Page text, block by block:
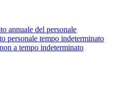
annuale del personale
personale tempo indeterminato
a tempo indeterminato